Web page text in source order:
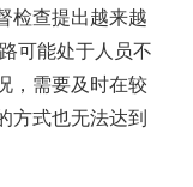
检查提出越来越
可能处于人员不
，需要及时在较
方式也无法达到